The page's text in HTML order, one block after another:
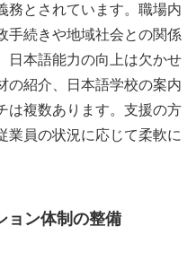
務とされています。職場内
手続きや地域社会との関係
日本語能力の向上は欠かせ
の紹介、日本語学校の案内
は複数あります。支援の方
業員の状況に応じて柔軟に
ョン体制の整備